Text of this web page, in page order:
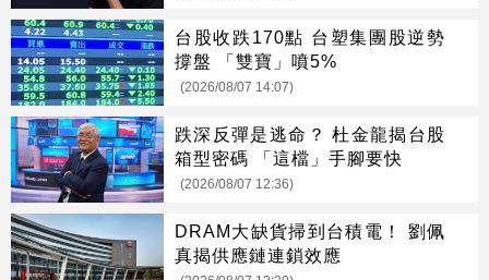
台股收跌170點 台塑集團股逆勢
撐盤 「雙寶」噴5%
(2026/08/07 14:07)
跌深反彈是逃命？ 杜金龍揭台股
箱型密碼 「這檔」手腳要快
(2026/08/07 12:36)
DRAM大缺貨掃到台積電！ 劉佩
真揭供應鏈連鎖效應